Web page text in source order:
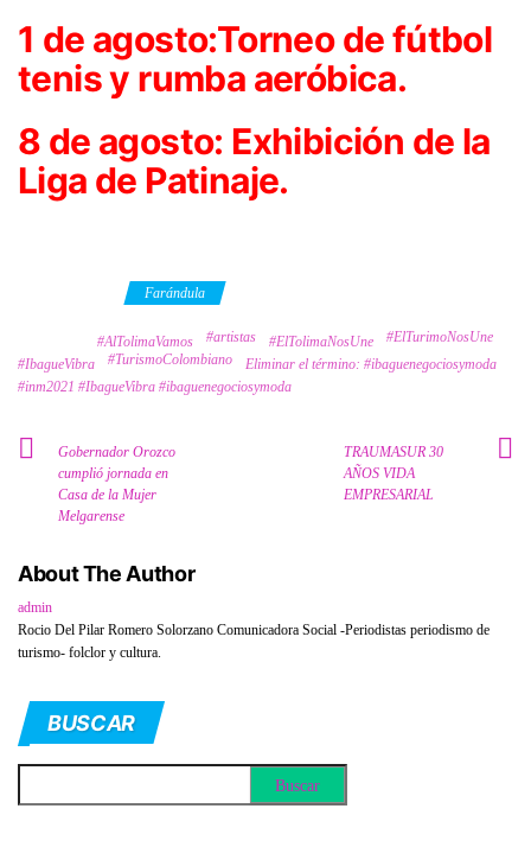
1 de agosto:Torneo de fútbol
tenis y rumba aeróbica.
8 de agosto: Exhibición de la
Liga de Patinaje.
Farándula
#AlTolimaVamos #artistas #ElTolimaNosUne
#ElTurimoNosUne
#IbagueVibra
#TurismoColombiano
Eliminar el término: #ibaguenegociosymoda
#inm2021 #IbagueVibra #ibaguenegociosymoda
Gobernador Orozco
cumplió jornada en
Casa de la Mujer
Melgarense
TRAUMASUR 30
AÑOS VIDA
EMPRESARIAL
About The Author
admin
Rocio Del Pilar Romero Solorzano Comunicadora Social -Periodistas periodismo de
turismo- folclor y cultura.
BUSCAR